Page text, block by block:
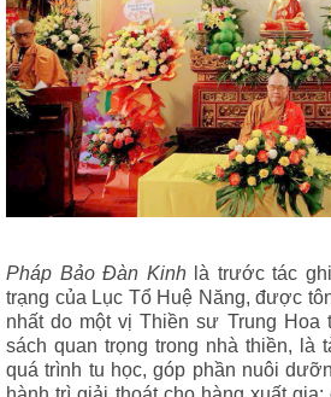
Pháp Bảo Đàn Kinhlà trước tác
trạng của Lục Tổ Huệ Năng, được
nhất do một vị Thiền sư Trung Hoa
sách quan trọng trong nhà thiền, là
quá trình tu học, góp phần nuôi